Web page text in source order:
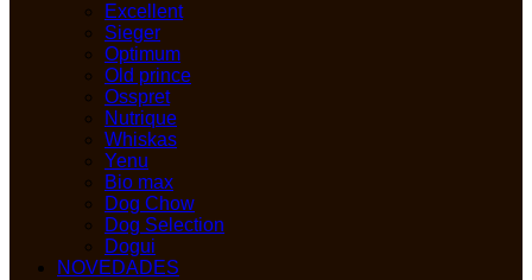
Excellent
Sieger
Optimum
Old prince
Osspret
Nutrique
Whiskas
Yenu
Bio max
Dog Chow
Dog Selection
Dogui
NOVEDADES